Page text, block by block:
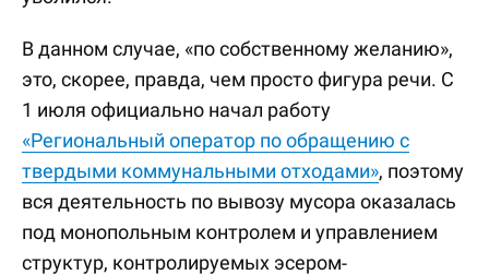
В данном случае, «по собственному желанию»,
это, скорее, правда, чем просто фигура речи. С
1 июля официально начал работу
«Региональный оператор по обращению с
твердыми коммунальными отходами», поэтому
вся деятельность по вывозу мусора оказалась
под монопольным контролем и управлением
структур, контролируемых эсером-